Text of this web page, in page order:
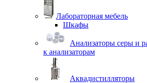
Лабораторная мебель
Шкафы
Анализаторы серы и
к анализаторам
Аквадистилляторы